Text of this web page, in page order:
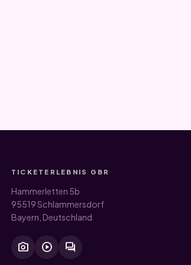
TICKETERLEBNIS GBR
Hammerletten 5b
95519 Schlammersdorf
Bayern, Deutschland
photo_camera play_circle forum